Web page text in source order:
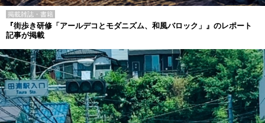
掲載雑誌・書籍
『街歩き研修「アールデコとモダニズム、和風バロック」』のレポート
記事が掲載